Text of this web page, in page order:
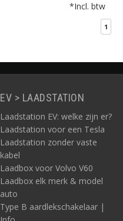
*Incl. btw
1
EV > LAADSTATION
Laadstation EV: welke zijn er?
Laadstation voor een Tesla
Laadstation zonder vaste
kabel
Laadbox voor Volvo V60
Laadbox elk merk & model
auto
Type B aardlekschakelaar |